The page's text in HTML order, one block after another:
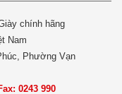
chính hãng
Nam
Phường Vạn
0243 990